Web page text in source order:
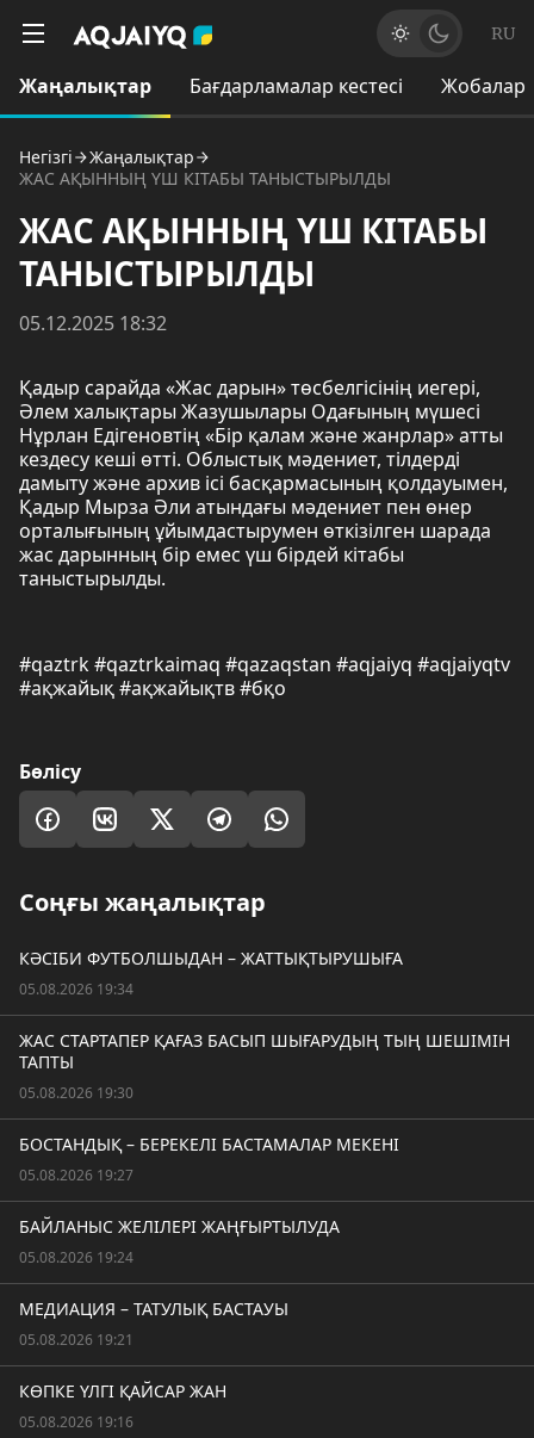
RU
Жаңалықтар Бағдарламалар кестесі Жобалар
Негізгі
Жаңалықтар
ЖАС АҚЫННЫҢ ҮШ КІТАБЫ ТАНЫСТЫРЫЛДЫ
ЖАС АҚЫННЫҢ ҮШ КІТАБЫ
ТАНЫСТЫРЫЛДЫ
05.12.2025 18:32
Қадыр сарайда «Жас дарын» төсбелгісінің иегері,
Әлем халықтары Жазушылары Одағының мүшесі
Нұрлан Едігеновтің «Бір қалам және жанрлар» атты
кездесу кеші өтті. Облыстық мәдениет, тілдерді
дамыту және архив ісі басқармасының қолдауымен,
Қадыр Мырза Әли атындағы мәдениет пен өнер
орталығының ұйымдастырумен өткізілген шарада
жас дарынның бір емес үш бірдей кітабы
таныстырылды.
#qaztrk #qaztrkaimaq #qazaqstan #aqjaiyq #aqjaiyqtv
#ақжайық #ақжайықтв #бқо
Бөлісу
Соңғы жаңалықтар
КӘСІБИ ФУТБОЛШЫДАН – ЖАТТЫҚТЫРУШЫҒА
05.08.2026 19:34
ЖАС СТАРТАПЕР ҚАҒАЗ БАСЫП ШЫҒАРУДЫҢ ТЫҢ ШЕШІМІН
ТАПТЫ
05.08.2026 19:30
БОСТАНДЫҚ – БЕРЕКЕЛІ БАСТАМАЛАР МЕКЕНІ
05.08.2026 19:27
БАЙЛАНЫС ЖЕЛІЛЕРІ ЖАҢҒЫРТЫЛУДА
05.08.2026 19:24
МЕДИАЦИЯ – ТАТУЛЫҚ БАСТАУЫ
05.08.2026 19:21
КӨПКЕ ҮЛГІ ҚАЙСАР ЖАН
05.08.2026 19:16